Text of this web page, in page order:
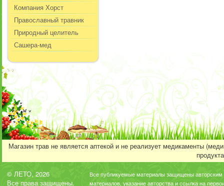
Компания Хорст
Православный травник
Природный целитель
Сашера-мед
Магазин трав не является аптекой и не реализует медикаменты
© ЛЕТО, 2026
Все права защищены.
Все публикуемые материалы защищены авторским
материалов, указание авторства и ссылка на